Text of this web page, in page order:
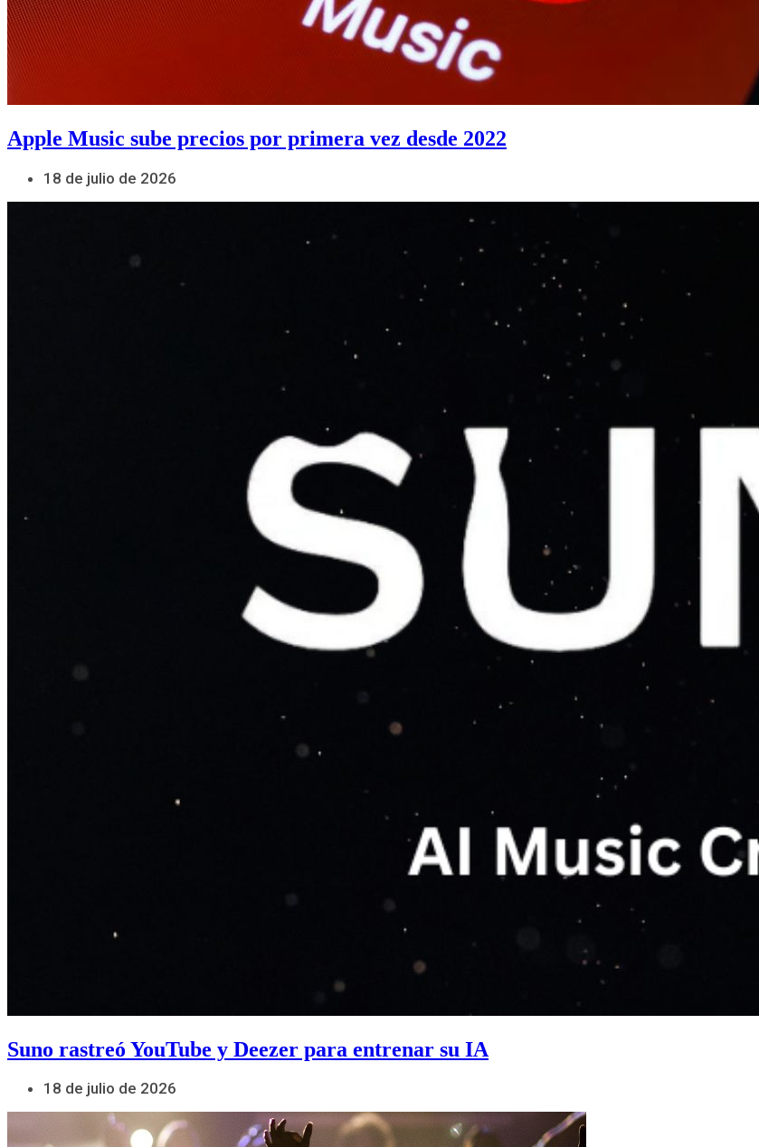
Apple Music sube precios por primera vez desde 2022
18 de julio de 2026
Suno rastreó YouTube y Deezer para entrenar su IA
18 de julio de 2026